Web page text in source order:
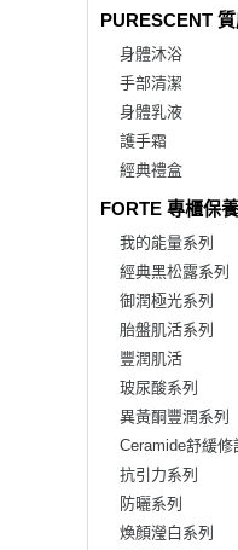
PURESCENT
身體沐浴
手部清潔
身體乳液
護手霜
經典禮盒
FORTE 專櫃保養
我的能量系列
經典黑松露系列
御潤極光系列
胎盤肌活系列
豐潤肌活
玻尿酸系列
異黃酮豐潤系列
Ceramide舒緩修
抗引力系列
防曬系列
煥顏瀅白系列